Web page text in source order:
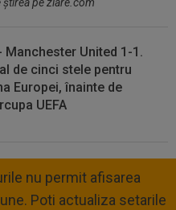
Manchester United 1-1.
de cinci stele pentru
Europei, înainte de
UEFA
nu permit afisarea
Poti actualiza setarile